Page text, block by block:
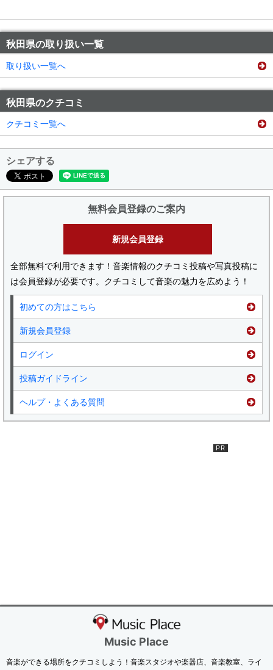
秋田県の取り扱い一覧
取り扱い一覧へ
秋田県のクチコミ
クチコミ一覧へ
シェアする
無料会員登録のご案内
新規会員登録
全部無料で利用できます！音楽情報のクチコミ投稿や写真投稿に
は会員登録が必要です。クチコミして音楽の魅力を広めよう！
初めての方はこちら
新規会員登録
ログイン
投稿ガイドライン
ヘルプ・よくある質問
Music Place
音楽ができる場所をクチコミしよう！音楽スタジオや楽器店、音楽教室、ライ